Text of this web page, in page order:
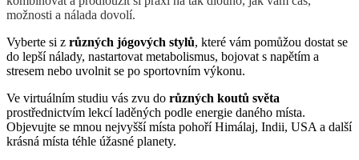
možnosti a nálada dovolí.
Vyberte si z různých jógových stylů, které vám pomůžou dostat se
do lepší nálady, nastartovat metabolismus, bojovat s napětím a
stresem nebo uvolnit se po sportovním výkonu.
Ve virtuálním studiu vás zvu do různých koutů světa
prostřednictvím lekcí laděných podle energie daného místa.
Objevujte se mnou nejvyšší místa pohoří Himálaj, Indii, USA a další
krásná místa téhle úžasné planety.